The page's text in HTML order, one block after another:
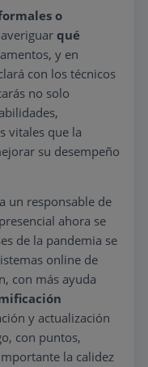
o
qué
y en
con los técnicos
no solo
vitales que la
su desempeño
un responsable de
ahora se
de la pandemia se
online de
con más ayuda
y actualización
con puntos,
la calidez